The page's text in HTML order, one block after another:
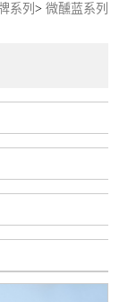
系列 > 微醺蓝系列